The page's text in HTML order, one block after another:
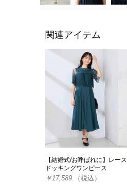
関連アイテム
【結婚式/お呼ばれに】レース
ドッキングワンピース
￥17,589 （税込）